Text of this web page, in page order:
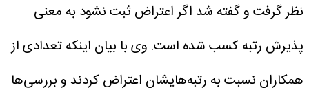
نظر گرفت و گفته شد اگر اعتراض ثبت نشود به معنی
پذیرش رتبه‌ کسب شده است. وی با بیان اینکه تعدادی از
همکاران نسبت به رتبه‌هایشان اعتراض کردند و بررسی‌ها